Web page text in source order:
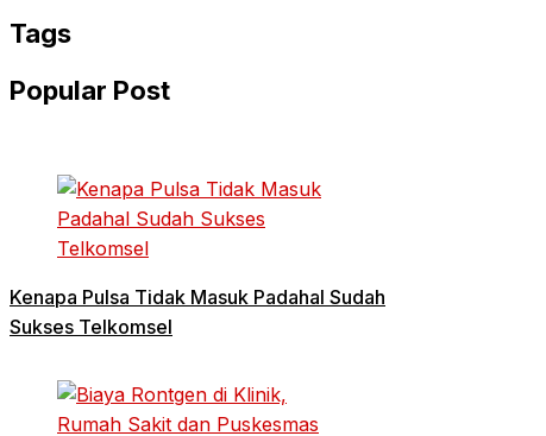
Tags
Popular Post
Kenapa Pulsa Tidak Masuk Padahal Sudah
Sukses Telkomsel